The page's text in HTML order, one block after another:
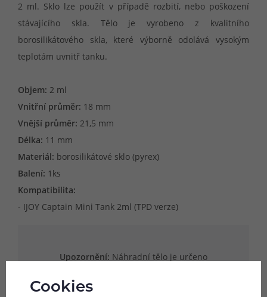
2 ml. Sklo lze použít v případě rozbití, nebo poškození
stávajícího skla. Tělo je vyrobeno z kvalitního
borosilikátového skla, které výborně odolává vysokým
teplotám uvnitř tanku.
Objem: 2 ml
Vnitřní průměr: 18 mm
Vnější průměr: 21,5 mm
Délka: 11 mm
Materiál: borosilikátové sklo (pyrex)
Balení: 1ks
Kompatibilita:
- IJOY Captain Mini Tank 2ml (TPD verze)
Upozornění: Náhradní tělo je určeno
název je uveden v popisu produktu.
Cookies